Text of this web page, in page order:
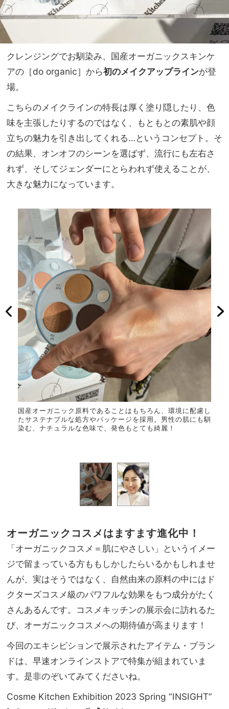
クレンジングでお馴染み、国産オーガニックスキンケ
アの［do organic］から初のメイクアップラインが登
場。
こちらのメイクラインの特長は厚く塗り隠したり、色
味を主張したりするのではなく、もともとの素肌や顔
立ちの魅力を引き出してくれる…というコンセプト。そ
の結果、オンオフのシーンを選ばず、流行にも左右さ
れず、そしてジェンダーにとらわれず使えることが、
大きな魅力になっています。
国産オーガニック原料であることはもちろん、環境に配慮し
たサステナブルな処方やパッケージを採用。男性の肌にも馴
染む、ナチュラルな色味で、発色もとても綺麗！
オーガニックコスメはますます進化中！
「オーガニックコスメ＝肌にやさしい」というイメー
ジで留まっている方ももしかしたらいるかもしれませ
んが、実はそうではなく、自然由来の原料の中にはド
クターズコスメ級のパワフルな効果をもつ成分がたく
さんあるんです。コスメキッチンの展示会に訪れるた
び、オーガニックコスメへの期待値が高まります！
今回のエキシビションで展示されたアイテム・ブラン
ドは、早速オンラインストアで特集が組まれていま
す。是非のぞいてみてくださいね。
Cosme Kitchen Exhibition 2023 Spring “INSIGHT”